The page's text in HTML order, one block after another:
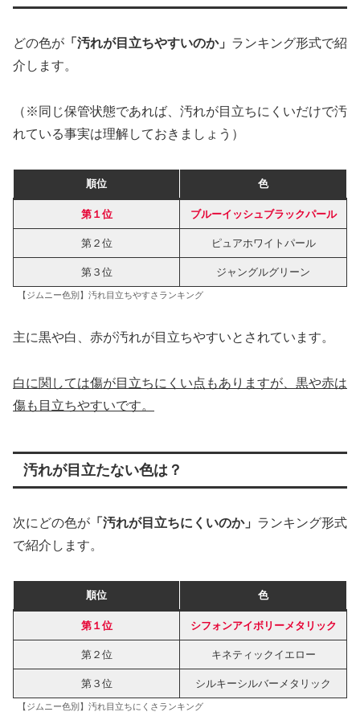
どの色が 「汚れが目立ちやすいのか」 ランキング形式で紹
介します。
（※同じ保管状態であれば、汚れが目立ちにくいだけで汚
れている事実は理解しておきましょう）
順位 色
第１位 ブルーイッシュブラックパール
第２位 ピュアホワイトパール
第３位 ジャングルグリーン
【ジムニー色別】汚れ目立ちやすさランキング
主に黒や白、赤が汚れが目立ちやすいとされています。
白に関しては傷が目立ちにくい点もありますが、黒や赤は
傷も目立ちやすいです。
汚れが目立たない色は？
次にどの色が 「汚れが目立ちにくいのか」 ランキング形式
で紹介します。
順位 色
第１位 シフォンアイボリーメタリック
第２位 キネティックイエロー
第３位 シルキーシルバーメタリック
【ジムニー色別】汚れ目立ちにくさランキング